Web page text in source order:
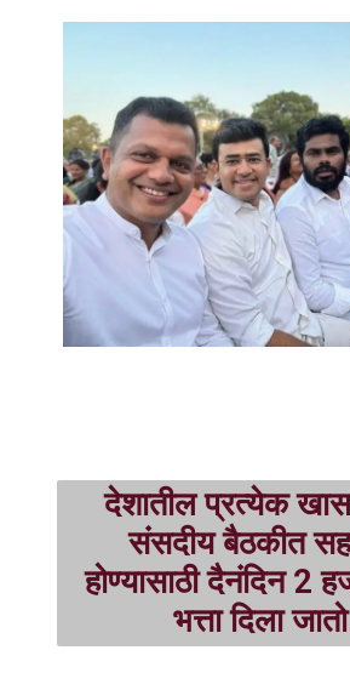
देशातील प्रत्येक
संसदीय बैठकीत
होण्यासाठी दैनंदिन 2
भत्ता दिला